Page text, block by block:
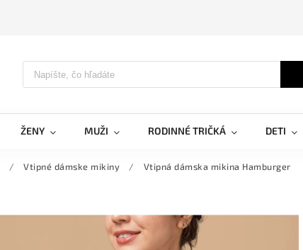
ŽENY MUŽI RODINNÉ TRIČKÁ DETI
/ Vtipné dámske mikiny / Vtipná dámska mikina Hamburger